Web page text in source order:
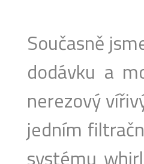
Současně
dodávku a
nerezový
jedním
systému